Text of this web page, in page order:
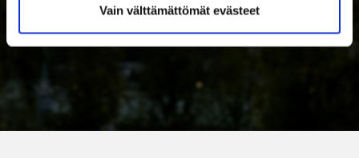
Vain välttämättömät evästeet